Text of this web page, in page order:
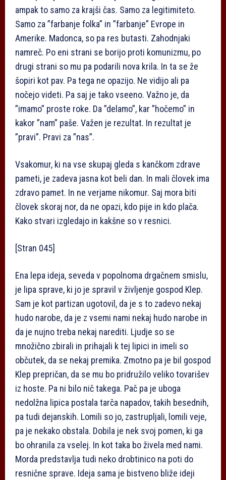
ampak to samo za krajši čas. Samo za legitimiteto.
Samo za ”farbanje folka” in ”farbanje” Evrope in
Amerike. Madonca, so pa res butasti. Zahodnjaki
namreč. Po eni strani se borijo proti komunizmu, po
drugi strani so mu pa podarili nova krila. In ta se že
šopiri kot pav. Pa tega ne opazijo. Ne vidijo ali pa
nočejo videti. Pa saj je tako vseeno. Važno je, da
”imamo” proste roke. Da ”delamo”, kar ”hočemo” in
kakor ”nam” paše. Važen je rezultat. In rezultat je
”pravi”. Pravi za ”nas”.
Vsakomur, ki na vse skupaj gleda s kančkom zdrave
pameti, je zadeva jasna kot beli dan. In mali človek ima
zdravo pamet. In ne verjame nikomur. Saj mora biti
človek skoraj nor, da ne opazi, kdo pije in kdo plača.
Kako stvari izgledajo in kakšne so v resnici.
[Stran 045]
Ena lepa ideja, seveda v popolnoma drgačnem smislu,
je lipa sprave, ki jo je spravil v življenje gospod Klep.
Sam je kot partizan ugotovil, da je s to zadevo nekaj
hudo narobe, da je z vsemi nami nekaj hudo narobe in
da je nujno treba nekaj narediti. Ljudje so se
množično zbirali in prihajali k tej lipici in imeli so
občutek, da se nekaj premika. Zmotno pa je bil gospod
Klep prepričan, da se mu bo pridružilo veliko tovarišev
iz hoste. Pa ni bilo nič takega. Pač pa je uboga
nedolžna lipica postala tarča napadov, takih besednih,
pa tudi dejanskih. Lomili so jo, zastrupljali, lomili veje,
pa je nekako obstala. Dobila je nek svoj pomen, ki ga
bo ohranila za vselej. In kot taka bo živela med nami.
Morda predstavlja tudi neko drobtinico na poti do
resnične sprave. Ideja sama je bistveno bliže ideji